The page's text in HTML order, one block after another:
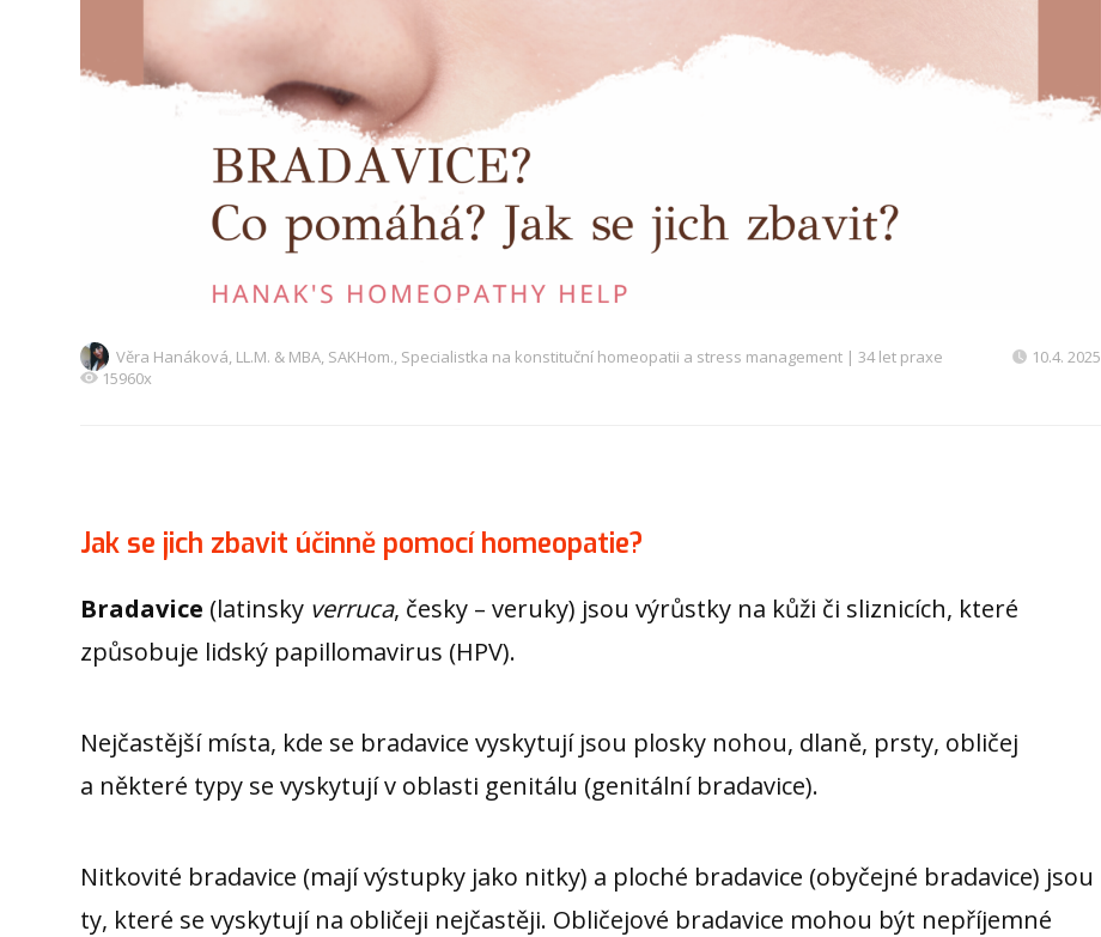
Věra Hanáková, LL.M. & MBA, SAKHom., Specialistka na konstituční homeopatii a stress management | 34 let praxe
10.4. 2025
15960x
Jak se jich zbavit účinně pomocí homeopatie?
Bradavice (latinsky verruca, česky – veruky) jsou výrůstky na kůži či sliznicích, které
způsobuje lidský papillomavirus (HPV).
Nejčastější místa, kde se bradavice vyskytují jsou plosky nohou, dlaně, prsty, obličej
a některé typy se vyskytují v oblasti genitálu (genitální bradavice).
Nitkovité bradavice (mají výstupky jako nitky) a ploché bradavice (obyčejné bradavice) jsou
ty, které se vyskytují na obličeji nejčastěji. Obličejové bradavice mohou být nepříjemné